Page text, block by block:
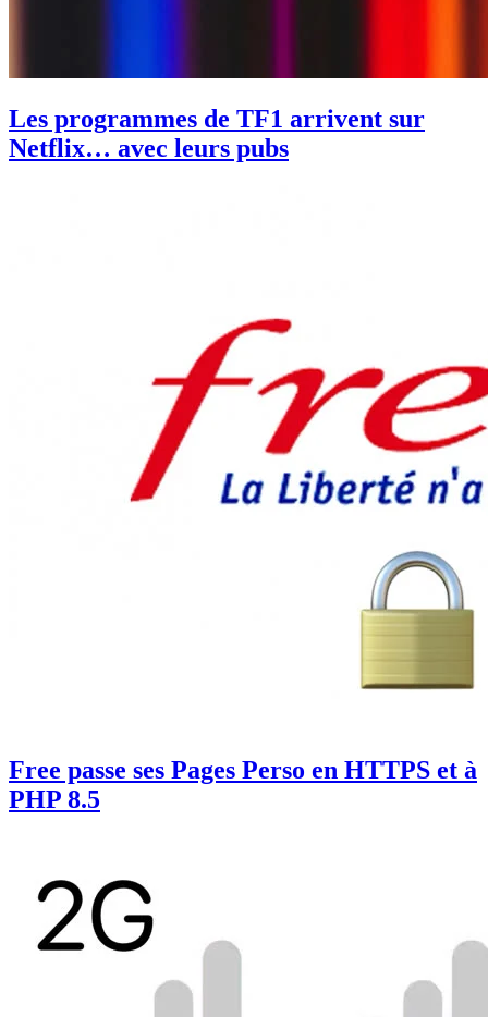
Les programmes de TF1 arrivent sur
Netflix… avec leurs pubs
Free passe ses Pages Perso en HTTPS et à
PHP 8.5